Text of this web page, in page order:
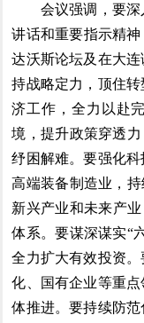
会议强调，要深
讲话和重要指示精
达沃斯论坛及在大
持战略定力，顶住
济工作，全力以赴
境，提升政策穿透
纾困解难。要强化
高端装备制造业，
新兴产业和未来产
体系。要谋深谋实“
全力扩大有效投资
化、国有企业等重
体推进。要持续防